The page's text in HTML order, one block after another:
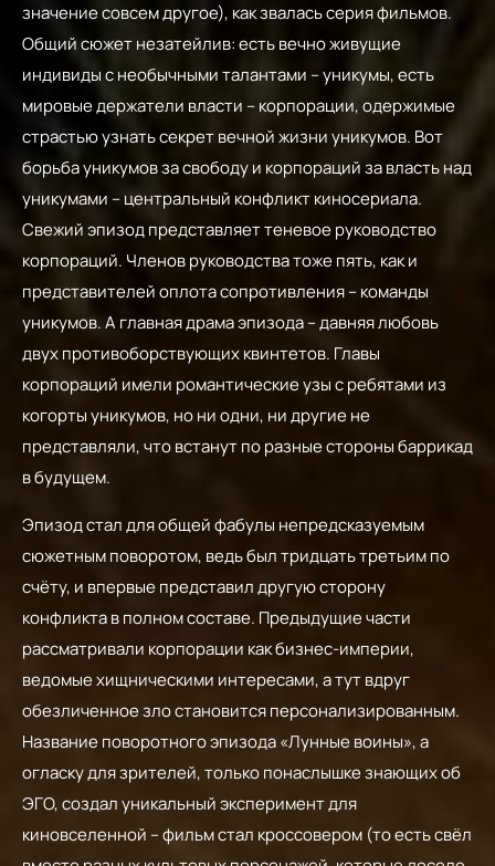
значение совсем другое), как звалась серия фильмов.
Общий сюжет незатейлив: есть вечно живущие
индивиды с необычными талантами – уникумы, есть
мировые держатели власти – корпорации, одержимые
страстью узнать секрет вечной жизни уникумов. Вот
борьба уникумов за свободу и корпораций за власть над
уникумами – центральный конфликт киносериала.
Свежий эпизод представляет теневое руководство
корпораций. Членов руководства тоже пять, как и
представителей оплота сопротивления – команды
уникумов. А главная драма эпизода – давняя любовь
двух противоборствующих квинтетов. Главы
корпораций имели романтические узы с ребятами из
когорты уникумов, но ни одни, ни другие не
представляли, что встанут по разные стороны баррикад
в будущем.
Эпизод стал для общей фабулы непредсказуемым
сюжетным поворотом, ведь был тридцать третьим по
счёту, и впервые представил другую сторону
конфликта в полном составе. Предыдущие части
рассматривали корпорации как бизнес-империи,
ведомые хищническими интересами, а тут вдруг
обезличенное зло становится персонализированным.
Название поворотного эпизода «Лунные воины», а
огласку для зрителей, только понаслышке знающих об
ЭГО, создал уникальный эксперимент для
киновселенной – фильм стал кроссовером (то есть свёл